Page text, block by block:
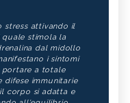
stress attivando il
quale stimola la
dal midollo
i sintomi
portare a totale
difese immunitarie
corpo si adatta e